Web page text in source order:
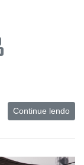
Continue lendo